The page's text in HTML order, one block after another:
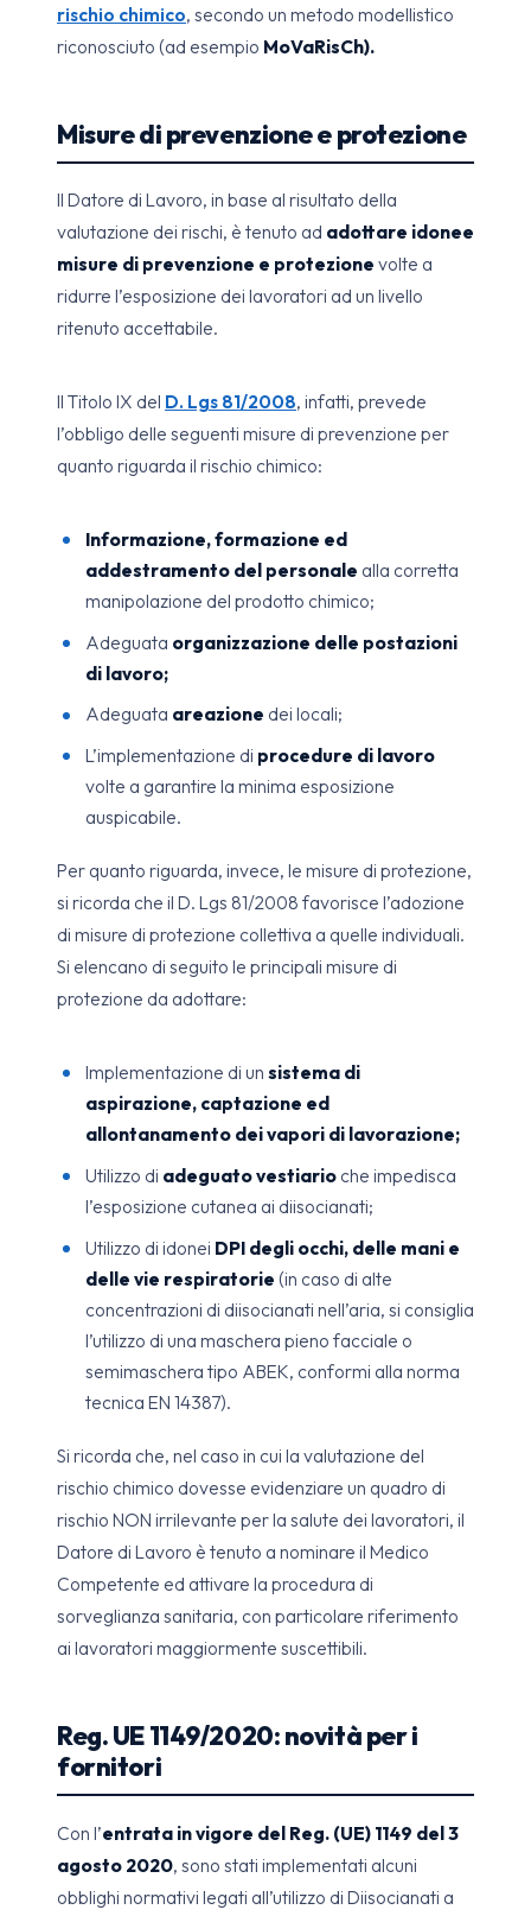
rischio chimico, secondo un metodo modellistico
riconosciuto (ad esempio MoVaRisCh).
Misure di prevenzione e protezione
Il Datore di Lavoro, in base al risultato della
valutazione dei rischi, è tenuto ad adottare idonee
misure di prevenzione e protezione volte a
ridurre l’esposizione dei lavoratori ad un livello
ritenuto accettabile.
Il Titolo IX del D. Lgs 81/2008, infatti, prevede
l’obbligo delle seguenti misure di prevenzione per
quanto riguarda il rischio chimico:
Informazione, formazione ed
addestramento del personale alla corretta
manipolazione del prodotto chimico;
Adeguata organizzazione delle postazioni
di lavoro;
Adeguata areazione dei locali;
L’implementazione di procedure di lavoro
volte a garantire la minima esposizione
auspicabile.
Per quanto riguarda, invece, le misure di protezione,
si ricorda che il D. Lgs 81/2008 favorisce l’adozione
di misure di protezione collettiva a quelle individuali.
Si elencano di seguito le principali misure di
protezione da adottare:
Implementazione di un sistema di
aspirazione, captazione ed
allontanamento dei vapori di lavorazione;
Utilizzo di adeguato vestiario che impedisca
l’esposizione cutanea ai diisocianati;
Utilizzo di idonei DPI degli occhi, delle mani e
delle vie respiratorie (in caso di alte
concentrazioni di diisocianati nell’aria, si consiglia
l’utilizzo di una maschera pieno facciale o
semimaschera tipo ABEK, conformi alla norma
tecnica EN 14387).
Si ricorda che, nel caso in cui la valutazione del
rischio chimico dovesse evidenziare un quadro di
rischio NON irrilevante per la salute dei lavoratori, il
Datore di Lavoro è tenuto a nominare il Medico
Competente ed attivare la procedura di
sorveglianza sanitaria, con particolare riferimento
ai lavoratori maggiormente suscettibili.
Reg. UE 1149/2020: novità per i
fornitori
Con l’entrata in vigore del Reg. (UE) 1149 del 3
agosto 2020, sono stati implementati alcuni
obblighi normativi legati all’utilizzo di Diisocianati a